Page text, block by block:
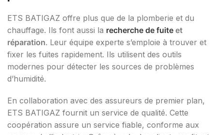
ETS BATIGAZ offre plus que de la plomberie et du
chauffage. Ils font aussi la recherche de fuite et
réparation. Leur équipe experte s’emploie à trouver et
fixer les fuites rapidement. Ils utilisent des outils
modernes pour détecter les sources de problèmes
d’humidité.
En collaboration avec des assureurs de premier plan,
ETS BATIGAZ fournit un service de qualité. Cette
coopération assure un service fiable, conforme aux